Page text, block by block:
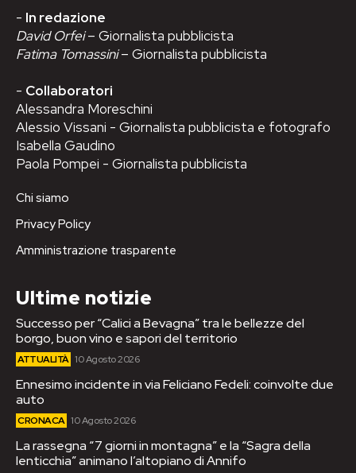
- In redazione
David Orfei– Giornalista pubblicista
Fatima Tomassini– Giornalista pubblicista
- Collaboratori
Alessandra Moreschini
Alessio Vissani - Giornalista pubblicista e fotografo
Isabella Gaudino
Paola Pompei - Giornalista pubblicista
Chi siamo
Privacy Policy
Amministrazione trasparente
Ultime notizie
Successo per “Calici a Bevagna” tra le bellezze del
borgo, buon vino e sapori del territorio
ATTUALITÀ 10 Agosto 2026
Ennesimo incidente in via Feliciano Fedeli: coinvolte due
auto
CRONACA 10 Agosto 2026
La rassegna “7 giorni in montagna” e la “Sagra della
lenticchia” animano l’altopiano di Annifo